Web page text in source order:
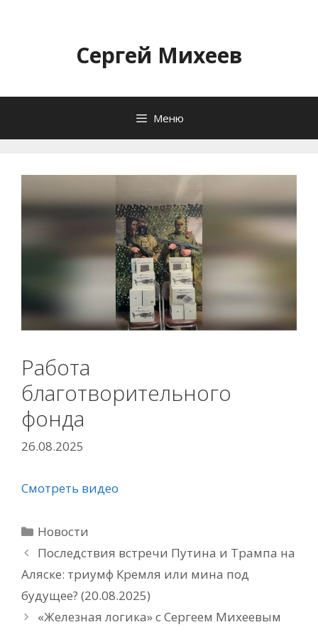
содержимомуСергей Михеев
Меню
Работа
благотворительного
фонда
26.08.2025
Смотреть видео
Рубрики
Новости
Последствия встречи Путина и Трампа на
Аляске: триумф Кремля или мина под
будущее? (20.08.2025)
«Железная логика» с Сергеем Михеевым